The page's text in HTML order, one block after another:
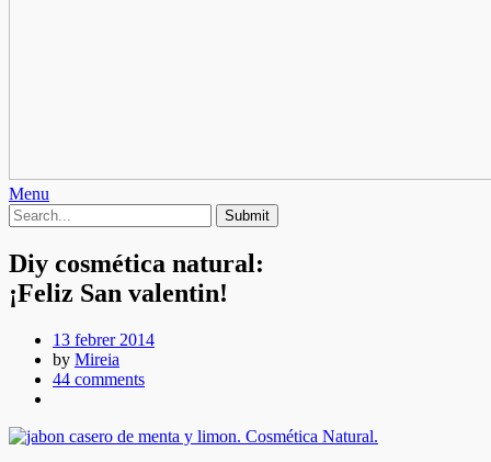
Menu
Diy cosmética natural:
¡Feliz San valentin!
13 febrer 2014
by Mireia
44 comments